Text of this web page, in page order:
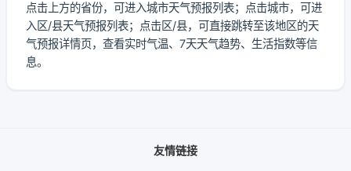
点击上方的省份，可进入城市天气预报列表；点击城市，可进
入区/县天气预报列表；点击区/县，可直接跳转至该地区的天
气预报详情页，查看实时气温、7天天气趋势、生活指数等信
息。
友情链接